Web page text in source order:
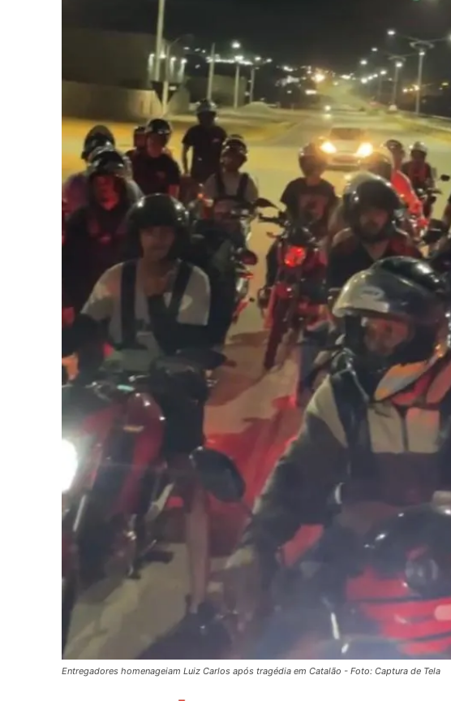
Entregadores homenageiam Luiz Carlos após tragédia em Catalão - Foto: Captura de Tela